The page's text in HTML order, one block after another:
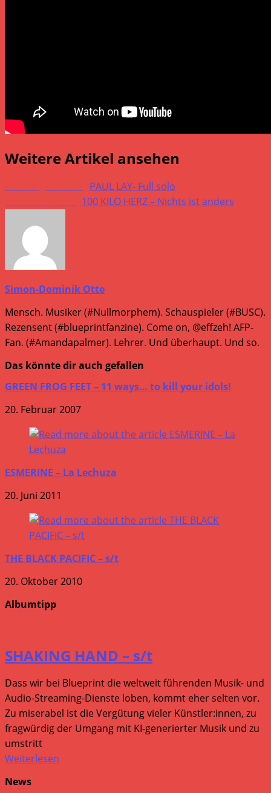
Weitere Artikel ansehen
PAUL LAY- Full solo
100 KILO HERZ – Nichts ist anders
Simon-Dominik Otte
Mensch. Musiker (#Nullmorphem). Schauspieler (#BUSC).
Rezensent (#blueprintfanzine). Come on, @effzeh! AFP-
Fan. (#Amandapalmer). Lehrer. Und überhaupt. Und so.
Das könnte dir auch gefallen
GREEN FROG FEET – 11 ways… to kill your idols!
20. Februar 2007
ESMERINE – La Lechuza
20. Juni 2011
THE BLACK PACIFIC – s/t
20. Oktober 2010
Albumtipp
SHAKING HAND – s/t
Dass wir bei Blueprint die weltweit führenden Musik- und
Audio-Streaming-Dienste loben, kommt eher selten vor.
Zu miserabel ist die Vergütung vieler Künstler:innen, zu
fragwürdig der Umgang mit KI-generierter Musik und zu
umstritt
Weiterlesen
News